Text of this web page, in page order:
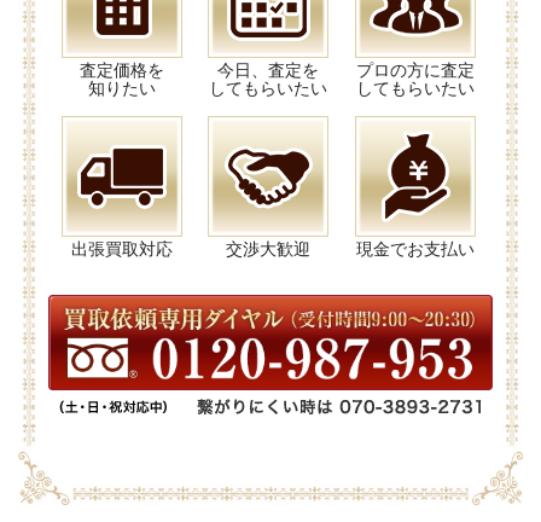
査定価格を
知りたい
今日、査定を
してもらいたい
プロの方に査定
してもらいたい
出張買取対応 交渉大歓迎 現金でお支払い